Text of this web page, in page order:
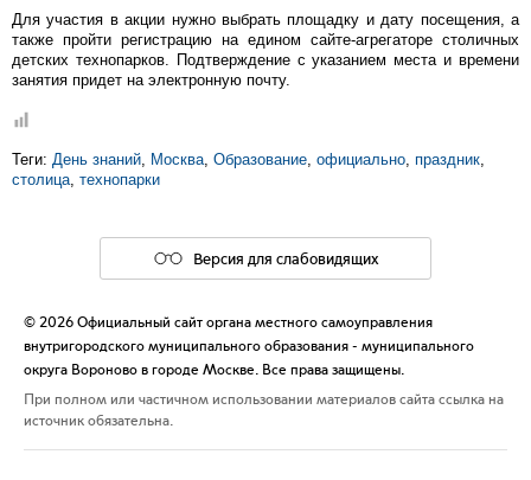
Для участия в акции нужно выбрать площадку и дату посещения, а
также пройти регистрацию на едином сайте-агрегаторе столичных
детских технопарков. Подтверждение с указанием места и времени
занятия придет на электронную почту.
Теги: День знаний Москва Образование официально праздник
столица технопарки
Версия для слабовидящих
© 2026 Официальный сайт органа местного самоуправления
внутригородского муниципального образования - муниципального
округа Вороново в городе Москве. Все права защищены.
При полном или частичном использовании материалов сайта ссылка на
источник обязательна.